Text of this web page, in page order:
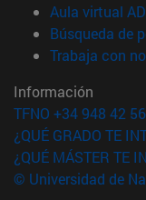
Aula virtual
Búsqueda de
Trabaja con
Información
TFNO +34 948 42
¿QUÉ GRADO TE
¿QUÉ MÁSTER TE
© Universidad de